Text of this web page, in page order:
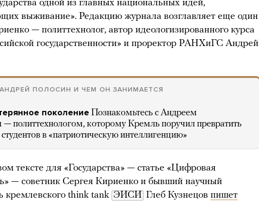
одной из главных национальных идей,
выживание». Редакцию журнала возглавляет еще один
— политтехнолог, автор идеологизированного курса
государственности» и проректор РАНХиГС Андрей
ПОЛОСИН И ЧЕМ ОН ЗАНИМАЕТСЯ
поколение Познакомьтесь с Андреем
политтехнологом, которому Кремль поручил превратить
в «патриотическую интеллигенцию»
тексте для «Государства» — статье «Цифровая
— советник Сергея Кириенко и бывший научный
кремлевского think tank ЭИСИ Глеб Кузнецов пишет